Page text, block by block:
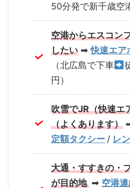
50分発で新千歳空
空港からエスコン
したい ➡快速エア
（北広島で下車
円）
吹雪でJR（快速エ
（よくあります）
定額タクシー / レ
大通・すすきの・
が目的地 ➡ 空港